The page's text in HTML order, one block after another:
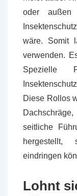
oder
wäre. Somit
verwenden.
Spezielle
Diese Rollos
seitliche
hergestellt,
eindringen
Lohnt